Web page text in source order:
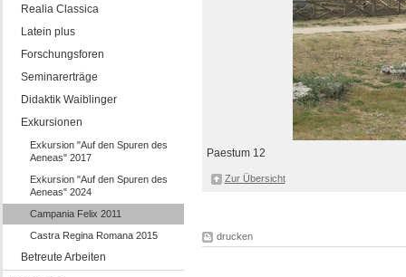
Realia Classica
Latein plus
Forschungsforen
Seminarerträge
Didaktik Waiblinger
Exkursionen
Exkursion "Auf den Spuren des
Aeneas" 2017
Exkursion "Auf den Spuren des
Aeneas" 2024
Campania Felix 2011
Castra Regina Romana 2015
Betreute Arbeiten
Paestum 12
Zur Übersicht
drucken